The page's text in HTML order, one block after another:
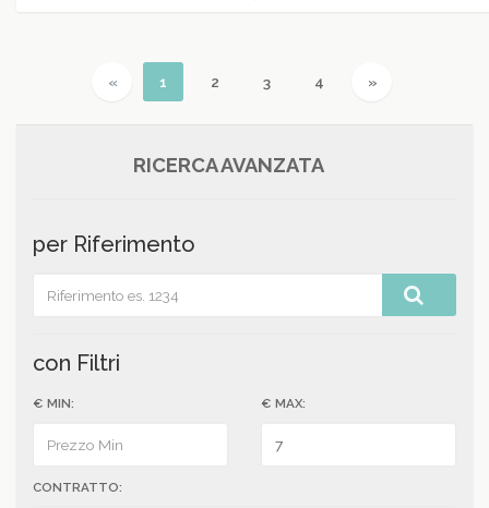
« Previous
1 (current)
2 3 4 »
RICERCA AVANZATA
per Riferimento
con Filtri
€ MIN: € MAX:
CONTRATTO: